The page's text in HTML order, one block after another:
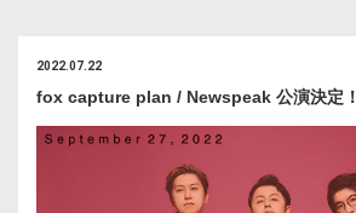
2022.07.22
fox capture plan / Newspeak 公演決定！